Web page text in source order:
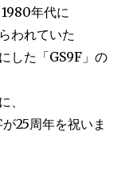
年代に
われていた
した「GS9F」の
、
25周年を祝いま